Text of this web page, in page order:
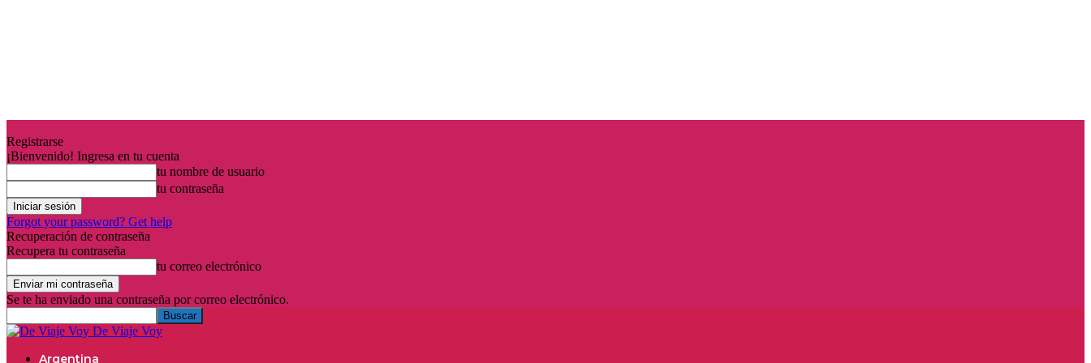
Registrarse
¡Bienvenido! Ingresa en tu cuenta
tu nombre de usuario
tu contraseña
Forgot your password? Get help
Recuperación de contraseña
Recupera tu contraseña
tu correo electrónico
Se te ha enviado una contraseña por correo electrónico.
De Viaje Voy
Argentina